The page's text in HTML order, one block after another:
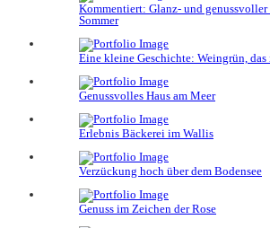
Kommentiert: Glanz- und genussvoller
Sommer
Eine kleine Geschichte: Weingrün,
Genussvolles Haus am Meer
Erlebnis Bäckerei im Wallis
Verzückung hoch über dem Bodensee
Genuss im Zeichen der Rose